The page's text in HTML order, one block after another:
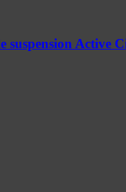
suspension Active